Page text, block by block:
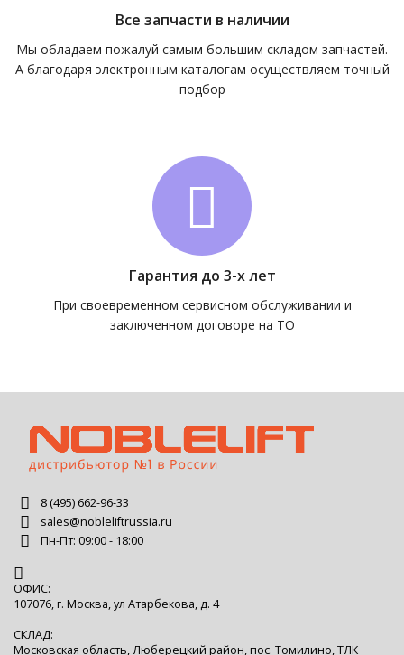
Все запчасти в наличии
Мы обладаем пожалуй самым большим складом запчастей.
А благодаря электронным каталогам осуществляем точный
подбор
Гарантия до 3-х лет
При своевременном сервисном обслуживании и
заключенном договоре на ТО
8 (495) 662-96-33
sales@nobleliftrussia.ru
Пн-Пт: 09:00 - 18:00
ОФИС:
107076, г. Москва, ул Атарбекова, д. 4
СКЛАД:
Московская область, Люберецкий район, пос. Томилино, ТЛК